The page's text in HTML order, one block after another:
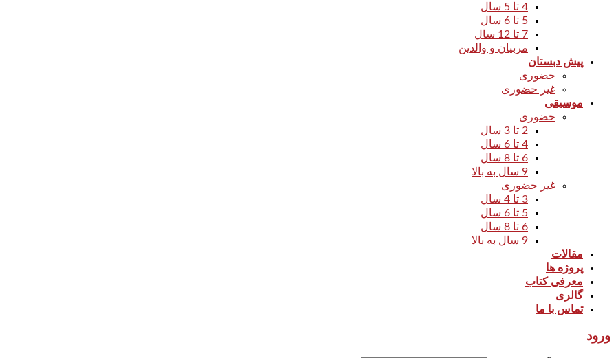
4 تا 5 سال
5 تا 6 سال
7 تا 12 سال
مربیان و والدین
پیش دبستان
حضوری
غیر حضوری
موسیقی
حضوری
2 تا 3 سال
4 تا 6 سال
6 تا 8 سال
9 سال به بالا
غیر حضوری
3 تا 4 سال
5 تا 6 سال
6 تا 8 سال
9 سال به بالا
مقالات
پروژه ها
معرفی کتاب
گالری
تماس با ما
ورود